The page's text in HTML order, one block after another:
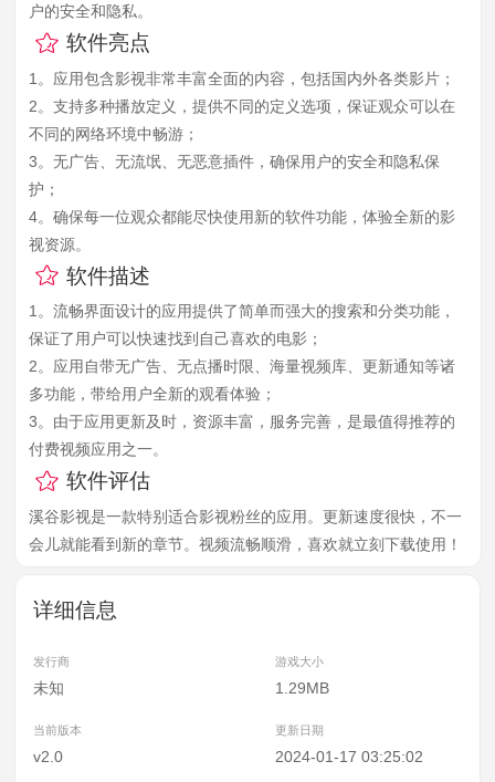
户的安全和隐私。
软件亮点
1。应用包含影视非常丰富全面的内容，包括国内外各类影片；
2。支持多种播放定义，提供不同的定义选项，保证观众可以在
不同的网络环境中畅游；
3。无广告、无流氓、无恶意插件，确保用户的安全和隐私保
护；
4。确保每一位观众都能尽快使用新的软件功能，体验全新的影
视资源。
软件描述
1。流畅界面设计的应用提供了简单而强大的搜索和分类功能，
保证了用户可以快速找到自己喜欢的电影；
2。应用自带无广告、无点播时限、海量视频库、更新通知等诸
多功能，带给用户全新的观看体验；
3。由于应用更新及时，资源丰富，服务完善，是最值得推荐的
付费视频应用之一。
软件评估
溪谷影视是一款特别适合影视粉丝的应用。更新速度很快，不一
会儿就能看到新的章节。视频流畅顺滑，喜欢就立刻下载使用！
详细信息
发行商 游戏大小
未知 1.29MB
当前版本 更新日期
v2.0 2024-01-17 03:25:02